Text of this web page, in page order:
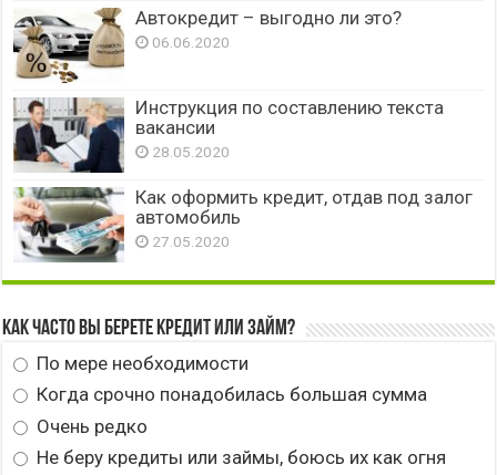
Автокредит – выгодно ли это?
06.06.2020
Инструкция по составлению текста
вакансии
28.05.2020
Как оформить кредит, отдав под залог
автомобиль
27.05.2020
Как часто вы берете кредит или займ?
По мере необходимости
Когда срочно понадобилась большая сумма
Очень редко
Не беру кредиты или займы, боюсь их как огня